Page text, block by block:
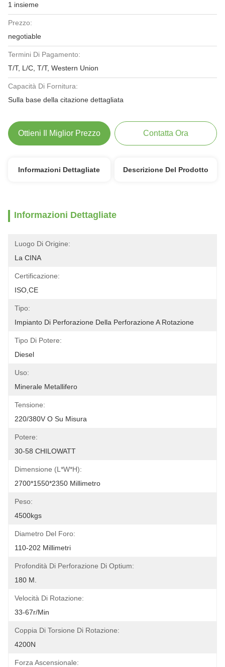
1 insieme
Prezzo:
negotiable
Termini Di Pagamento:
T/T, L/C, T/T, Western Union
Capacità Di Fornitura:
Sulla base della citazione dettagliata
Ottieni Il Miglior Prezzo Contatta Ora
Informazioni Dettagliate Descrizione Del Prodotto
Informazioni Dettagliate
Luogo Di Origine:
La CINA
Certificazione:
ISO,CE
Tipo:
Impianto Di Perforazione Della Perforazione A Rotazione
Tipo Di Potere:
Diesel
Uso:
Minerale Metallifero
Tensione:
220/380V O Su Misura
Potere:
30-58 CHILOWATT
Dimensione (l*w*h):
2700*1550*2350 Millimetro
Peso:
4500kgs
Diametro Del Foro:
110-202 Millimetri
Profondità Di Perforazione Di Optium:
180 M.
Velocità Di Rotazione:
33-67r/min
Coppia Di Torsione Di Rotazione:
4200N
Forza Ascensionale: